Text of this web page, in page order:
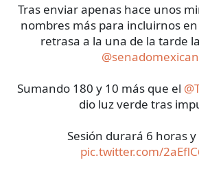
Tras enviar apenas hace unos
nombres más para incluirnos
retrasa a la una de la tarde
Sumando 180 y 10 más que el
dio luz verde tras
Sesión durará 6 horas y
pic.twitter.com/